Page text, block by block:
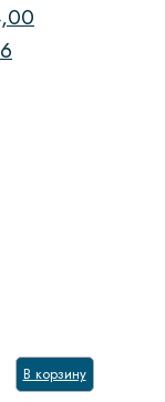
В корзину